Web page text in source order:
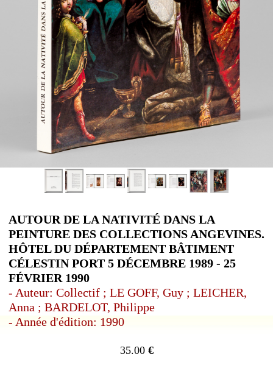
AUTOUR DE LA NATIVITÉ DANS LA
PEINTURE DES COLLECTIONS ANGEVINES.
HÔTEL DU DÉPARTEMENT BÂTIMENT
CÉLESTIN PORT 5 DÉCEMBRE 1989 - 25
FÉVRIER 1990
- Auteur: Collectif ; LE GOFF, Guy ; LEICHER,
Anna ; BARDELOT, Philippe
- Année d'édition: 1990
35.00€